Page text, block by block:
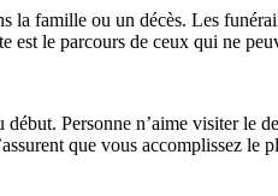
famille ou un décès. Les
le parcours de ceux qui ne
Personne n’aime visiter le
que vous accomplissez